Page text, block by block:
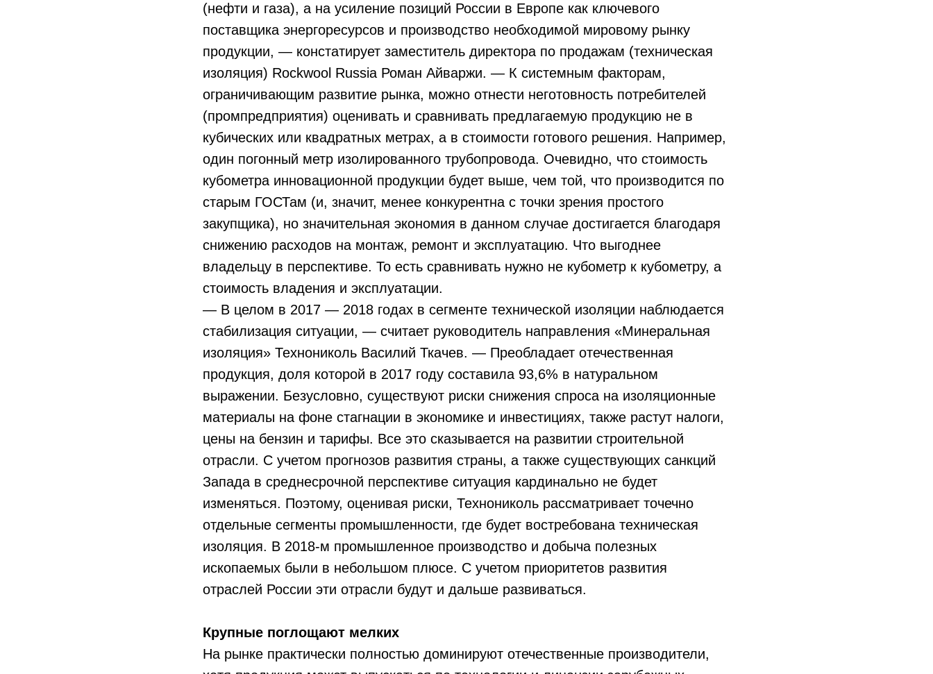
(нефти и газа), а на усиление позиций России в Европе как ключевого
поставщика энергоресурсов и производство необходимой мировому рынку
продукции, — констатирует заместитель директора по продажам (техническая
изоляция) Rockwool Russia Роман Айваржи. — К системным факторам,
ограничивающим развитие рынка, можно отнести неготовность потребителей
(промпредприятия) оценивать и сравнивать предлагаемую продукцию не в
кубических или квадратных метрах, а в стоимости готового решения. Например,
один погонный метр изолированного трубопровода. Очевидно, что стоимость
кубометра инновационной продукции будет выше, чем той, что производится по
старым ГОСТам (и, значит, менее конкурентна с точки зрения простого
закупщика), но значительная экономия в данном случае достигается благодаря
снижению расходов на монтаж, ремонт и эксплуатацию. Что выгоднее
владельцу в перспективе. То есть сравнивать нужно не кубометр к кубометру, а
стоимость владения и эксплуатации.
— В целом в 2017 — 2018 годах в сегменте технической изоляции наблюдается
стабилизация ситуации, — считает руководитель направления «Минеральная
изоляция» Технониколь Василий Ткачев. — Преобладает отечественная
продукция, доля которой в 2017 году составила 93,6% в натуральном
выражении. Безусловно, существуют риски снижения спроса на изоляционные
материалы на фоне стагнации в экономике и инвестициях, также растут налоги,
цены на бензин и тарифы. Все это сказывается на развитии строительной
отрасли. С учетом прогнозов развития страны, а также существующих санкций
Запада в среднесрочной перспективе ситуация кардинально не будет
изменяться. Поэтому, оценивая риски, Технониколь рассматривает точечно
отдельные сегменты промышленности, где будет востребована техническая
изоляция. В 2018-м промышленное производство и добыча полезных
ископаемых были в небольшом плюсе. С учетом приоритетов развития
отраслей России эти отрасли будут и дальше развиваться.
Крупные поглощают мелких
На рынке практически полностью доминируют отечественные производители,